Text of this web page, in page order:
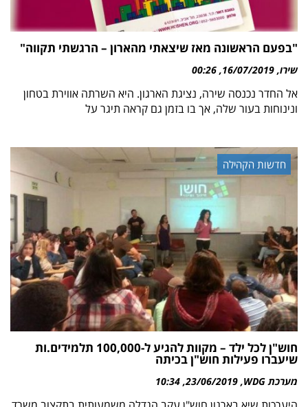
"בפעם הראשונה מאז שיצאתי מהארון – הרגשתי תקווה"
שירו 16/07/2019
00:26
אל החדר נכנסה שירה, נציגת הארגון. היא השרתה אווירת בטחון
ונינוחות בעור שלה, אך בו בזמן גם קראה תיגר על
חדשות הקהילה
חוש"ן לכל ילד – מקוות להגיע ל-100,000 תלמידים.ות
שיעברו פעילות חוש"ן בכיתה
מערכת WDG 23/06/2019
10:34